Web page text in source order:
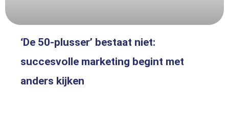
‘De 50-plusser’ bestaat niet:
succesvolle marketing begint met
anders kijken